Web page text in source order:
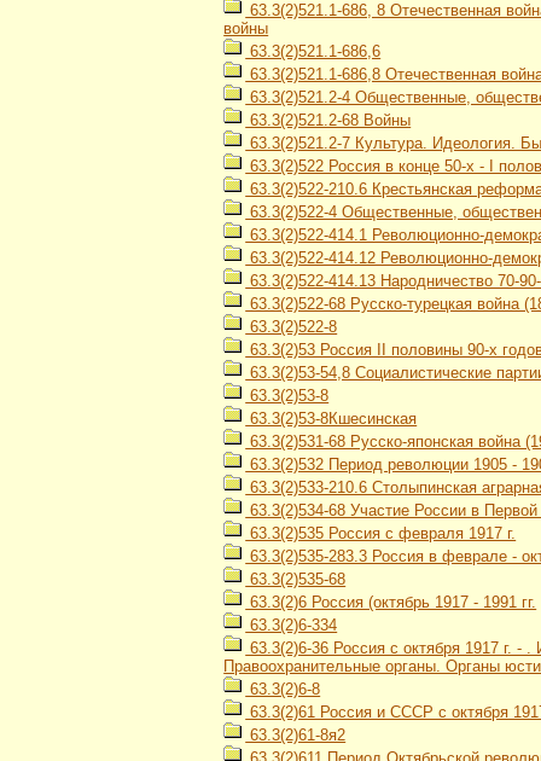
63.3(2)521.1-686, 8 Отечественная
войны
63.3(2)521.1-686,6
63.3(2)521.1-686,8 Отечественная
63.3(2)521.2-4 Общественные,
63.3(2)521.2-68 Войны
63.3(2)521.2-7 Культура. Идеология.
63.3(2)522 Россия в конце 50-х - I
63.3(2)522-210.6 Крестьянская
63.3(2)522-4 Общественные,
63.3(2)522-414.1 Революционно-
63.3(2)522-414.12 Революционно-
63.3(2)522-414.13 Народничество 70-
63.3(2)522-68 Русско-турецкая война
63.3(2)522-8
63.3(2)53 Россия II половины 90-х
63.3(2)53-54,8 Социалистические
63.3(2)53-8
63.3(2)53-8Кшесинская
63.3(2)531-68 Русско-японская война
63.3(2)532 Период революции 1905 -
63.3(2)533-210.6 Столыпинская
63.3(2)534-68 Участие России в
63.3(2)535 Россия с февраля 1917 г.
63.3(2)535-283.3 Россия в феврале -
63.3(2)535-68
63.3(2)6 Россия (октябрь 1917 - 1991 гг.
63.3(2)6-334
63.3(2)6-36 Россия с октября 1917 г. -
Правоохранительные органы. Органы
63.3(2)6-8
63.3(2)61 Россия и СССР с октября
63.3(2)61-8я2